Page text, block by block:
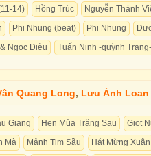
14) Hồng Trúc Nguyễn Thành
Phi Nhung (beat) Phi Nhung
Ngọc Diệu
Tuấn Ninh -quỳnh Trang-
Quang Long, Lưu Ánh Loan
Giang Hẹn Mùa Trăng Sau Giọt
Mà
Mảnh Tim Sầu Hát Mừng Xuân